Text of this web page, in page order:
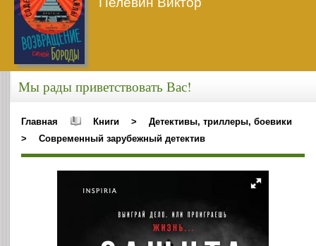
Мы рады приветствовать Вас!
Главная Книги >
Детективы, триллеры, боевики
>
Современный зарубежный детектив